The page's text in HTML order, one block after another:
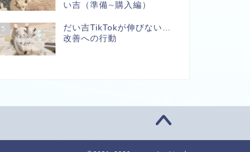
い吉（準備∼購入編）
5
だい吉TikTokが伸びない…
改善への行動